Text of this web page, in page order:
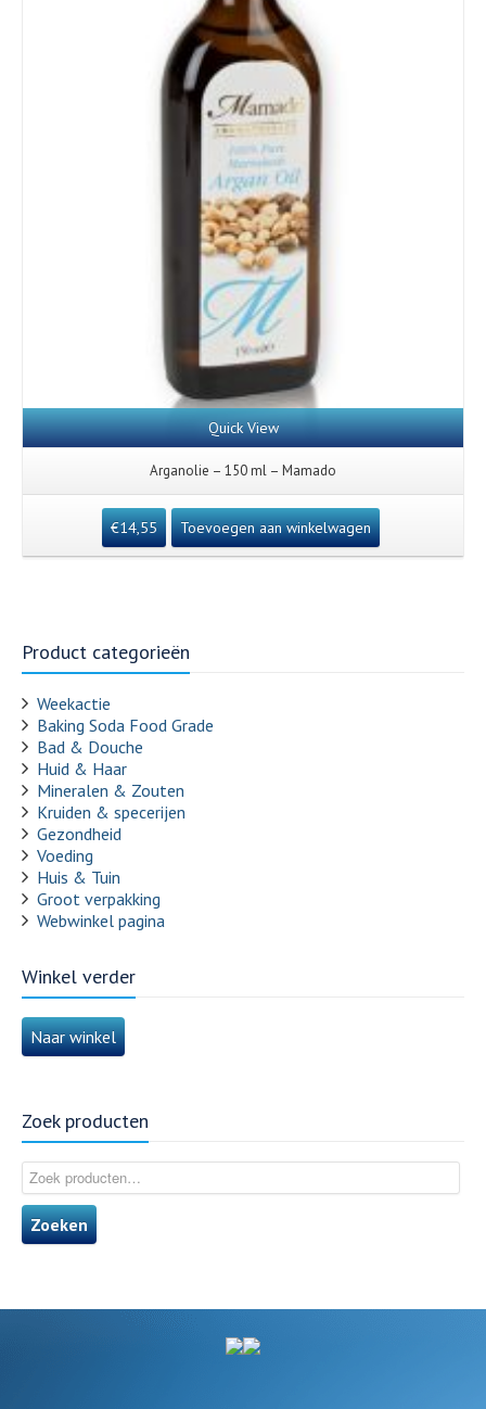
Quick View
Arganolie – 150 ml – Mamado
€14,55 Toevoegen aan winkelwagen
Product categorieën
Weekactie
Baking Soda Food Grade
Bad & Douche
Huid & Haar
Mineralen & Zouten
Kruiden & specerijen
Gezondheid
Voeding
Huis & Tuin
Groot verpakking
Webwinkel pagina
Winkel verder
Naar winkel
Zoek producten
Zoeken